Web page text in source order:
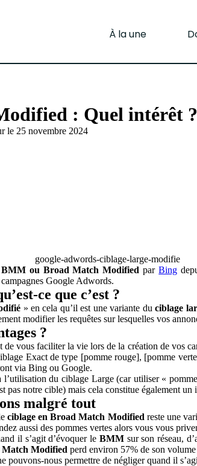
À la une
: Quel intérêt ?
le 25 novembre 2024
google-adwords-ciblage-large-modifie
BMM ou Broad Match Modified parBing
Google Adwords.
ce que c’est ?
» en cela qu’il est une variante duciblage
modifier les requêtes sur lesquelles vos
?
de vous faciliter la vie lors de la création de vos
Exact de type [pomme rouge], [pomme
via Bing ou Google.
du ciblage Large (car utiliser «
pas notre cible) mais cela constitue également
malgré tout
ciblage en Broad Match Modified reste une
aussi des pommes vertes alors vous vous
il s’agit d’évoquer le BMM sur son réseau,
Modified perd environ 57% de son
pouvons-nous permettre de négliger quand il